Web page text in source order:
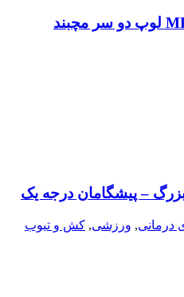
MF1138 – BLACK LARGE لوپ دو سر مچبند
بزرگ – پیشگامان درجه یک
, ورزشی, کش و تیوب